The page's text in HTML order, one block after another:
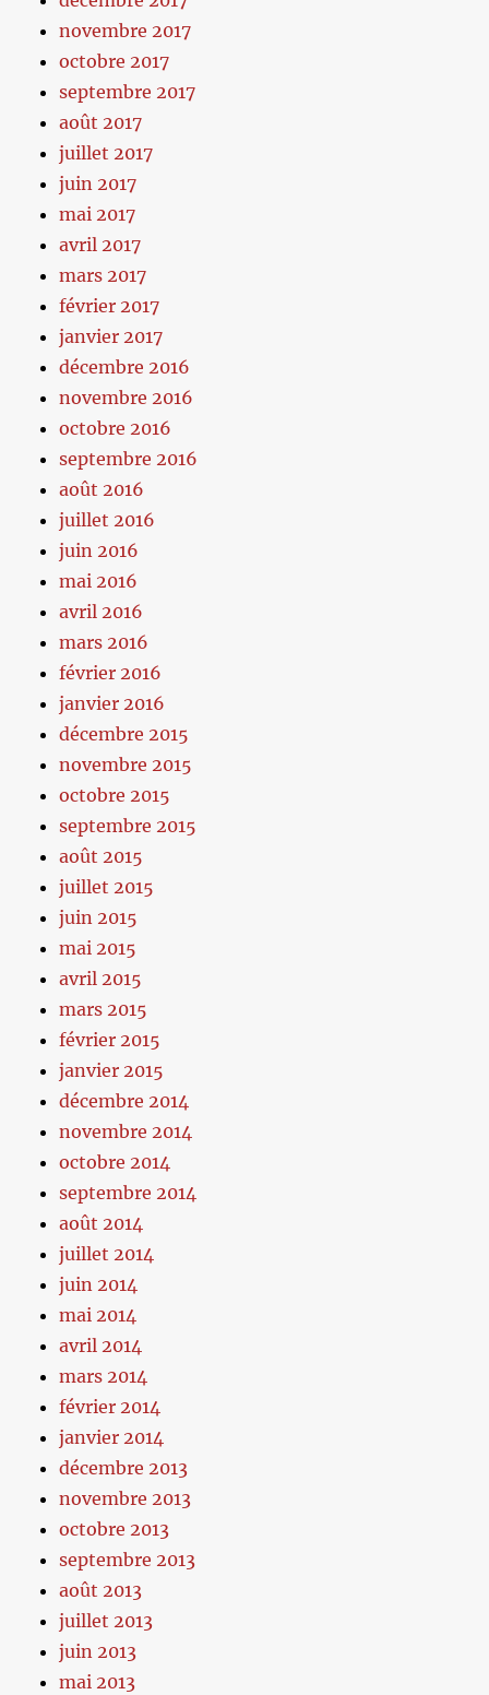
novembre 2017
octobre 2017
septembre 2017
août 2017
juillet 2017
juin 2017
mai 2017
avril 2017
mars 2017
février 2017
janvier 2017
décembre 2016
novembre 2016
octobre 2016
septembre 2016
août 2016
juillet 2016
juin 2016
mai 2016
avril 2016
mars 2016
février 2016
janvier 2016
décembre 2015
novembre 2015
octobre 2015
septembre 2015
août 2015
juillet 2015
juin 2015
mai 2015
avril 2015
mars 2015
février 2015
janvier 2015
décembre 2014
novembre 2014
octobre 2014
septembre 2014
août 2014
juillet 2014
juin 2014
mai 2014
avril 2014
mars 2014
février 2014
janvier 2014
décembre 2013
novembre 2013
octobre 2013
septembre 2013
août 2013
juillet 2013
juin 2013
mai 2013